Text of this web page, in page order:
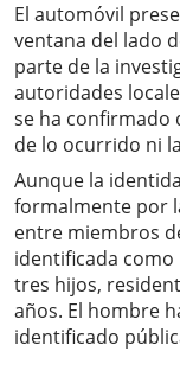
El automóvil
ventana del lado
parte de la
autoridades
se ha confirmado
de lo ocurrido ni
Aunque la
formalmente por
entre miembros
identificada como
tres hijos,
años. El hombre
identificado